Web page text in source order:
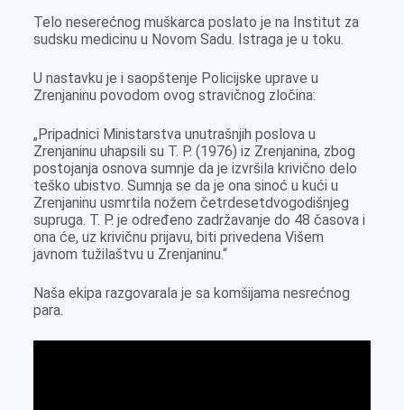
Telo neserećnog muškarca poslato je na Institut za
sudsku medicinu u Novom Sadu. Istraga je u toku.
U nastavku je i saopštenje Policijske uprave u
Zrenjaninu povodom ovog stravičnog zločina:
„Pripadnici Ministarstva unutrašnjih poslova u
Zrenjaninu uhapsili su T. P. (1976) iz Zrenjanina, zbog
postojanja osnova sumnje da je izvršila krivično delo
teško ubistvo. Sumnja se da je ona sinoć u kući u
Zrenjaninu usmrtila nožem četrdesetdvogodišnjeg
supruga. T. P. je određeno zadržavanje do 48 časova i
ona će, uz krivičnu prijavu, biti privedena Višem
javnom tužilaštvu u Zrenjaninu.“
Naša ekipa razgovarala je sa komšijama nesrećnog
para.